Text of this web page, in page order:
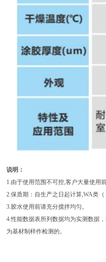
说明：
1.由于使用范围不可控,客户大量使用
2.保质期：自生产之日起计算,WA类（
3.胶水使用前请充分搅拌均匀。
4.性能数据表所列数据均为实测数据
为基材制样作检测的。